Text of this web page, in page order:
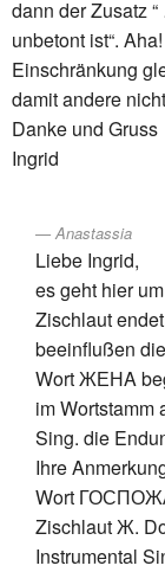
dann der Zusatz
unbetont ist“.
Einschränkung
damit andere
Danke und Gruss
Ingrid
Anastassia
Liebe Ingrid,
es geht hier
Zischlaut
beeinflußen
Wort ЖЕНA
im Wortstamm
Sing. die
Ihre
Wort
Zischlaut Ж.
Instrumental